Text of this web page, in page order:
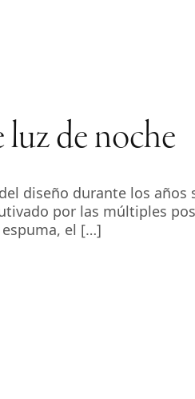
de noche
diseño durante los años
por las múltiples
el […]